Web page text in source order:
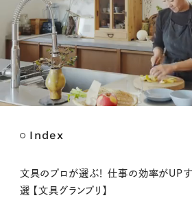
Index
文具のプロが選ぶ！ 仕事の効率がUP
選 【文具グランプリ】